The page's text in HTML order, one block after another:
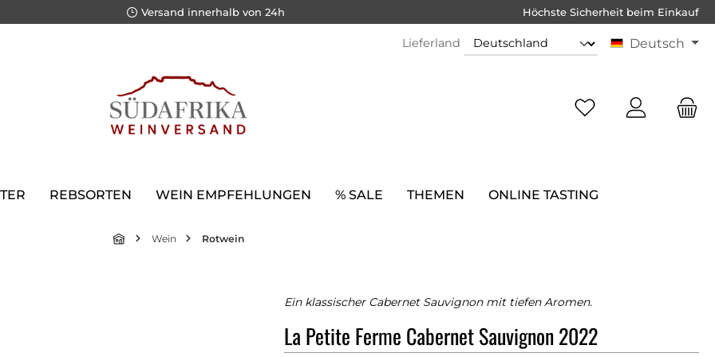
Versand innerhalb von 24h Höchste Sicherheit beim Einkauf
Lieferland Deutsch
REBSORTEN WEIN EMPFEHLUNGEN % SALE THEMEN ONLINE TASTING
Wein Rotwein
Ein klassischer Cabernet Sauvignon mit tiefen Aromen.
La Petite Ferme Cabernet Sauvignon 2022